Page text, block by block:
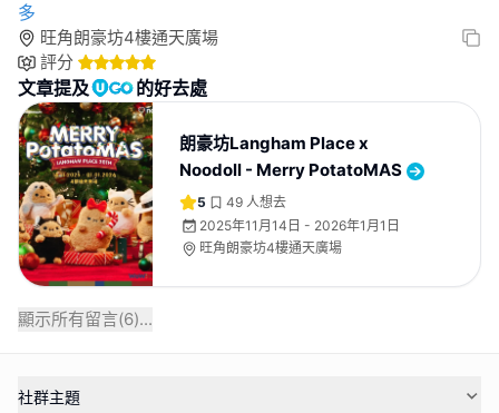
多
旺角朗豪坊4樓通天廣場
評分
文章提及 的好去處
朗豪坊Langham Place x
Noodoll - Merry PotatoMAS
5 49 人想去
2025年11月14日 - 2026年1月1日
旺角朗豪坊4樓通天廣場
顯示所有留言(6)...
社群主題